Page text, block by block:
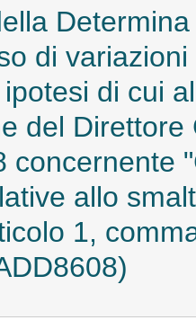
di
di cui
del
concernente
allo
1,